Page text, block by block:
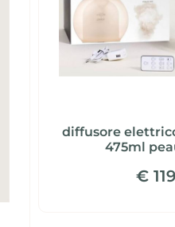
diffusore
475ml
€